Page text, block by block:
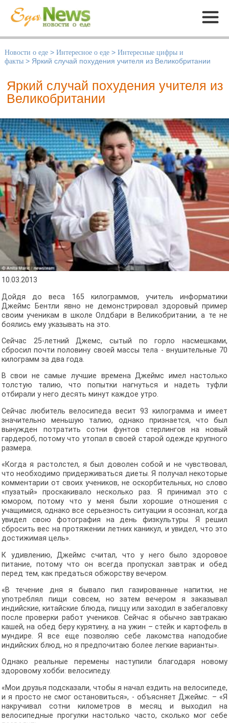
Меню
Новости о еде > Интересное о еде > Интересные цифры и
факты > Яркий случай похудения учителя из Великобритании
Яркий случай похудения учителя из
Великобритании
10.03.2013
Дойдя до веса 165 килограммов, учитель информатики
Джеймс Бентли явно не демонстрировал здоровый пример
своим ученикам в школе Олдбари в Великобритании, а те не
боялись ему указывать на это.
Сейчас 25-летний Джемс, сытый по горло насмешками,
сбросил почти половину своей массы тела - внушительные 70
килограмм за два года.
В свои не самые лучшие времена Джеймс имел настолько
толстую талию, что попытки нагнуться и надеть туфли
отбирали у него десять минут каждое утро.
Сейчас любитель велосипеда весит 93 килограмма и имеет
значительно меньшую талию, однако признается, что был
вынужден потратить сотни фунтов стерлингов на новый
гардероб, потому что утопал в своей старой одежде крупного
размера.
«Когда я растолстел, я был доволен собой и не чувствовал,
что необходимо придерживаться диеты. Я получал некоторые
комментарии от своих учеников, не оскорбительных, но слово
«пузатый» проскакивало несколько раз. Я принимал это с
юмором, потому что у меня были хорошие отношения с
учащимися, однако все серьезность ситуации я осознал, когда
увидел свою фотография на день физкультуры. Я решил
сбросить вес на протяжении летних каникул, и увидел, что это
достижимая цель».
К удивлению, Джеймс считал, что у него было здоровое
питание, потому что он всегда пропускал завтрак и обед
перед тем, как предаться обжорству вечером.
«В течение дня я бывало пил газированные напитки, не
употреблял пищи совсем, но затем вечером я заказывал
индийские, китайские блюда, пиццу или заходил в забегаловку
после проверки работ учеников. Сейчас я обычно завтракаю
кашей, на обед беру курятину, а на ужин – стейк и картофель в
мундире. Я все еще позволяю себе лакомства наподобие
индийских блюд, но я предпочитаю более легкие варианты».
Однако реальные перемены наступили благодаря новому
здоровому хобби: велосипеду.
«Мои друзья подсказали, чтобы я начал ездить на велосипеде,
и я просто не смог остановиться», - объясняет Джеймс. – «Я
накручивал сотни километров в месяц и выходил на
велосипедные прогулки настолько часто, сколько мог себе